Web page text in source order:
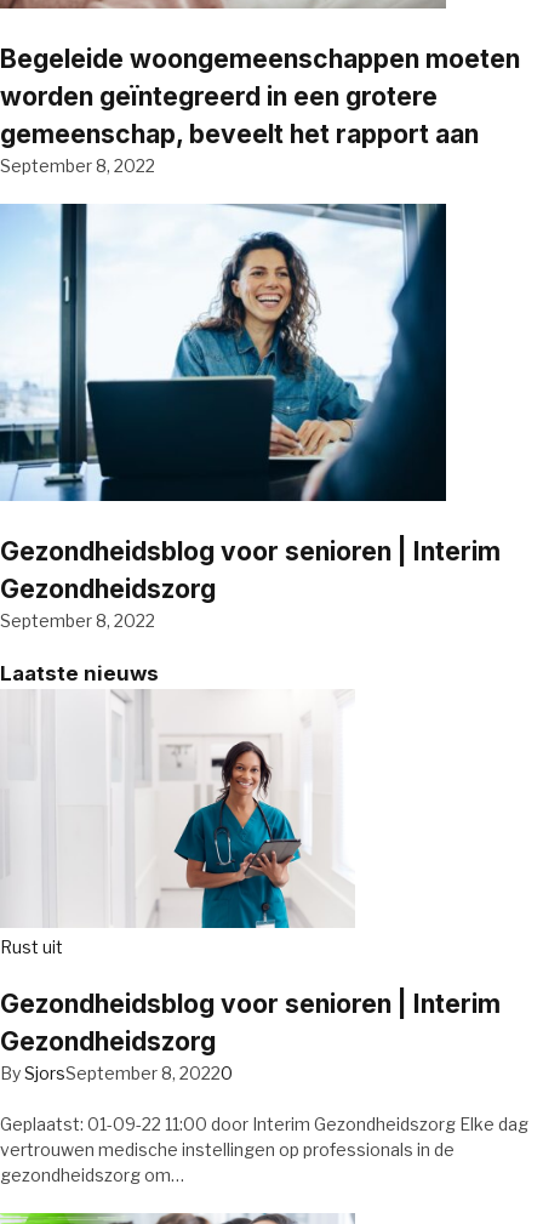
Begeleide woongemeenschappen moeten
worden geïntegreerd in een grotere
gemeenschap, beveelt het rapport aan
September 8, 2022
Gezondheidsblog voor senioren | Interim
Gezondheidszorg
September 8, 2022
Laatste nieuws
Rust uit
Gezondheidsblog voor senioren | Interim
Gezondheidszorg
BySjorsSeptember 8, 20220
Geplaatst: 01-09-22 11:00 door Interim Gezondheidszorg Elke dag
vertrouwen medische instellingen op professionals in de
gezondheidszorg om…